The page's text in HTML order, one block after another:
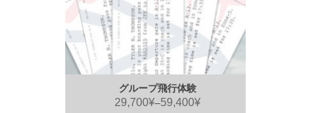
グループ飛行体験
29,700¥–59,400¥